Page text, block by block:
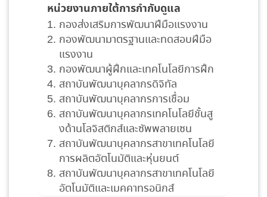
หน่วยงานภายใต้การกำกับดูแล
กองส่งเสริมการพัฒนาฝีมือแรงงาน
กองพัฒนามาตรฐานและทดสอบฝีมือ
แรงงาน
กองพัฒนาผู้ฝึกและเทคโนโลยีการฝึก
สถาบันพัฒนาบุคลากรดิจิทัล
สถาบันพัฒนาบุคลากรการเชื่อม
สถาบันพัฒนาบุคลากรเทคโนโลยีชั้นสู
งด้านโลจิสติกส์และซัพพลายเซน
สถาบันพัฒนาบุคลากรสาขาเทคโนโลยี
การผลิตอัตโนมัติและหุ่นยนต์
สถาบันพัฒนาบุคลากรสาขาเทคโนโลยี
อัตโนมัติและเมคคาทรอนิกส์